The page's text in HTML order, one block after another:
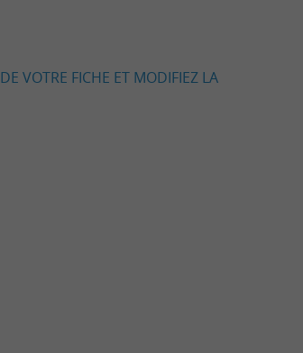
VOTRE FICHE ET MODIFIEZ LA